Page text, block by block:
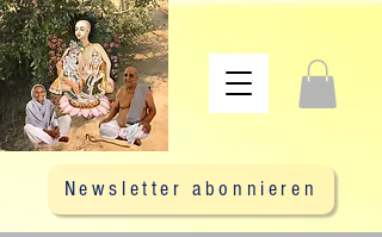
Newsletter abonnieren